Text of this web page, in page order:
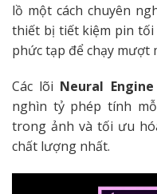
lồ một cách chuyên
thiết bị tiết kiệm pin tối
phức tạp để chạy mượt
Các lõi Neural Engine
nghìn tỷ phép tính
trong ảnh và tối ưu
chất lượng nhất.